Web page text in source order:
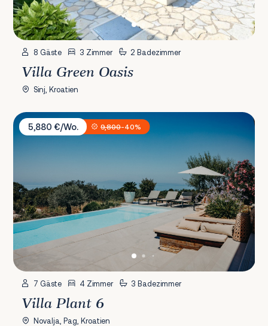
8 Gäste 3 Zimmer 2 Badezimmer
Villa Green Oasis
Sinj, Kroatien
Villa Plant 6
5,880 €/Wo.
9,800-40%
7 Gäste 4 Zimmer 3 Badezimmer
Villa Plant 6
Novalja, Pag, Kroatien